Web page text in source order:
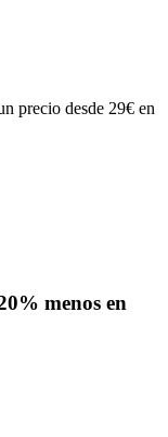
precio desde 29€ en
menos en